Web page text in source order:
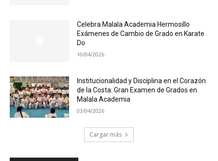
Celebra Malala Academia Hermosillo
Exámenes de Cambio de Grado en Karate
Do
10/04/2026
Institucionalidad y Disciplina en el Corazón
de la Costa: Gran Examen de Grados en
Malala Academia
03/04/2026
Cargar más